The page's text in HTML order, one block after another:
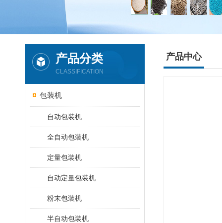
产品分类
CLASSIFICATION
包装机
自动包装机
全自动包装机
定量包装机
自动定量包装机
粉末包装机
半自动包装机
产品中心